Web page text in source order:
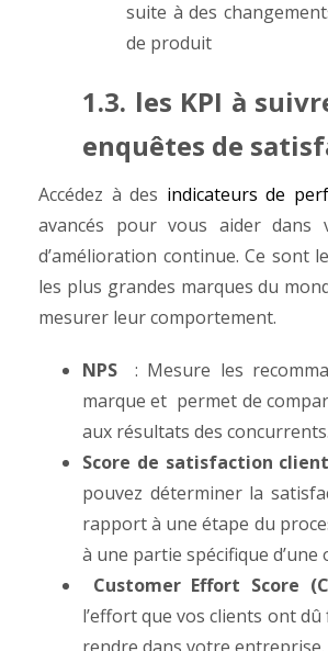
suite à des
de produit
1.3. les KPI à
enquêtes de
Accédez à des indicateurs de
avancés pour vous aider dans
d’amélioration continue. Ce sont
les plus grandes marques du
mesurer leur comportement.
NPS
: Mesure les
marque et permet de
aux résultats des concurrents.
Score de satisfaction client
pouvez déterminer la
rapport à une étape du
à une partie spécifique d’une
Customer Effort Score
l’effort que vos clients ont